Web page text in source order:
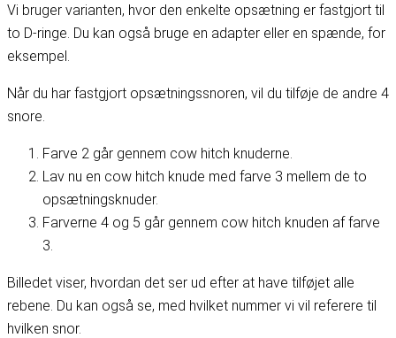
Vi bruger varianten, hvor den enkelte opsætning er fastgjort til
to D-ringe. Du kan også bruge en adapter eller en spænde, for
eksempel.
Når du har fastgjort opsætningssnoren, vil du tilføje de andre 4
snore.
Farve 2 går gennem cow hitch knuderne.
Lav nu en cow hitch knude med farve 3 mellem de to
opsætningsknuder.
Farverne 4 og 5 går gennem cow hitch knuden af farve
3.
Billedet viser, hvordan det ser ud efter at have tilføjet alle
rebene. Du kan også se, med hvilket nummer vi vil referere til
hvilken snor.